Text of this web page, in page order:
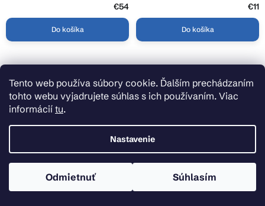
Tento web používa súbory cookie. Ďalším prechádzaním
tohto webu vyjadrujete súhlas s ich používaním. Viac
informácií tu.
Nastavenie
Odmietnuť Súhlasím
€54
Do košíka
€11
Do košíka